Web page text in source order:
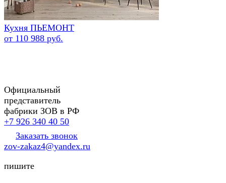
Кухня ПЬЕМОНТ
от 110 988 руб.
Официальный
представитель
фабрики ЗОВ в РФ
+7 926 340 40 50
Заказать звонок
zov-zakaz4@yandex.ru
пишите